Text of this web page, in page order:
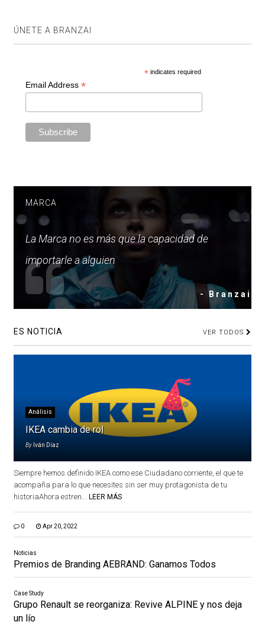
ÚNETE A BRANZAI
* indicates required
Email Address *
MARCA
La Marca no es más que la capacidad de
importarle a alguien
- Branzai
ES NOTICIA VER TODOS
Análisis
IKEA cambia de rol
By Iván Díaz
Siempre hemos definido IKEA como ese Ciudadano corriente, el que te
acompaña para lo que necesites sin ser muy protagonista de tu
historiaAhora estren...
LEER MÁS
0 Apr 20, 2022
Noticias
Premios de Branding AEBRAND: Ganamos Todos
Case Study
Grupo Renault se reorganiza: Revive ALPINE y nos deja
un lío